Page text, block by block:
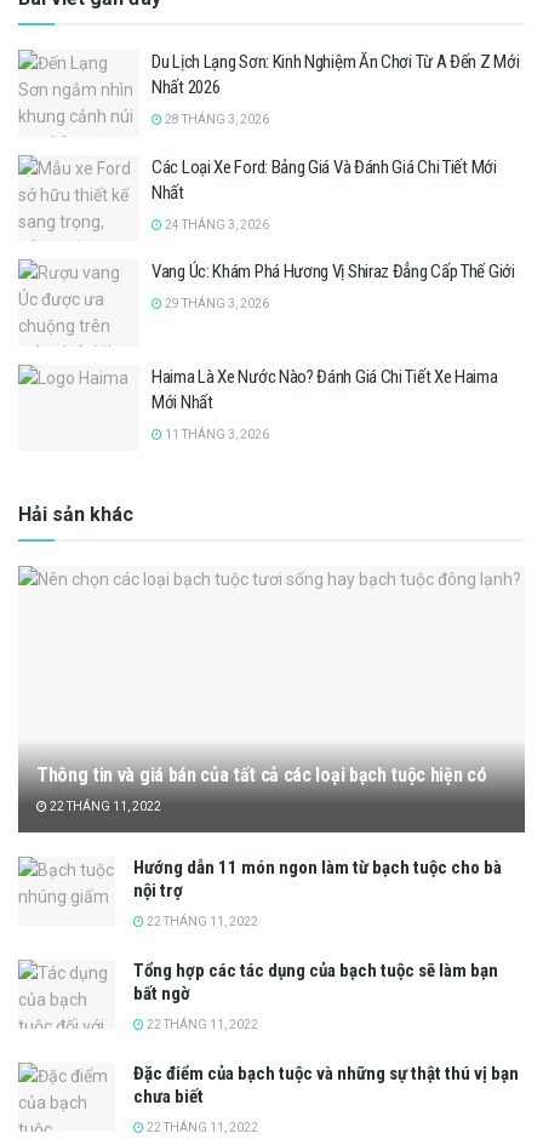
Du Lịch Lạng Sơn: Kinh Nghiệm Ăn Chơi Từ A Đến Z Mới
Nhất 2026
28 THÁNG 3, 2026
Các Loại Xe Ford: Bảng Giá Và Đánh Giá Chi Tiết Mới
Nhất
24 THÁNG 3, 2026
Vang Úc: Khám Phá Hương Vị Shiraz Đẳng Cấp Thế Giới
29 THÁNG 3, 2026
Haima Là Xe Nước Nào? Đánh Giá Chi Tiết Xe Haima
Mới Nhất
11 THÁNG 3, 2026
Hải sản khác
Thông tin và giá bán của tất cả các loại bạch tuộc hiện có
22 THÁNG 11, 2022
Hướng dẫn 11 món ngon làm từ bạch tuộc cho bà
nội trợ
22 THÁNG 11, 2022
Tổng hợp các tác dụng của bạch tuộc sẽ làm bạn
bất ngờ
22 THÁNG 11, 2022
Đặc điểm của bạch tuộc và những sự thật thú vị bạn
chưa biết
22 THÁNG 11, 2022